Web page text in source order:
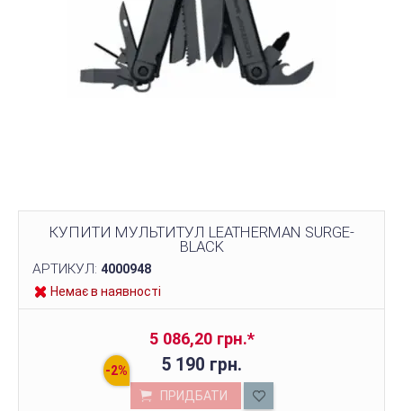
КУПИТИ МУЛЬТИТУЛ LEATHERMAN SURGE-
BLACK
АРТИКУЛ: 4000948
Немає в наявності
5 086,20 грн.*
5 190 грн.
ПРИДБАТИ